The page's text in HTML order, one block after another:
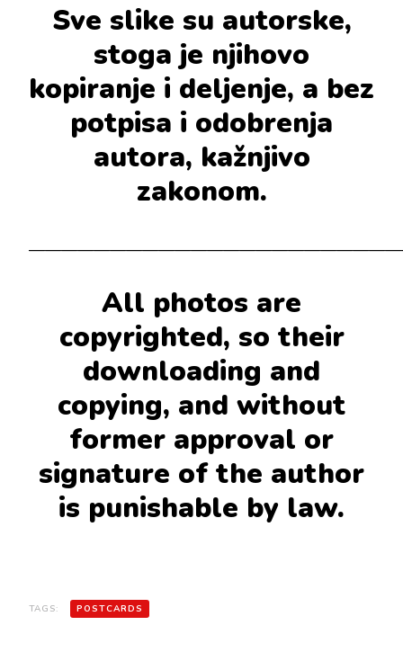
Sve slike su autorske,
stoga je njihovo
kopiranje i deljenje, a bez
potpisa i odobrenja
autora, kažnjivo
zakonom.
All photos are
copyrighted, so their
downloading and
copying, and without
former approval or
signature of the author
is punishable by law.
TAGS: POSTCARDS